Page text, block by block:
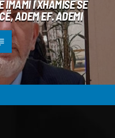
IMAMI I XHAMISË SË
ADEM EF. ADEMI